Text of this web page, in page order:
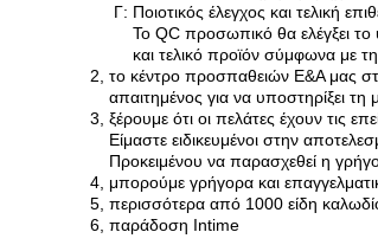
Γ: Ποιοτικός έλεγχος και τελική
Το QC προσωπικό θα ελέγξει το
και τελικό προϊόν σύμφωνα με
2, το κέντρο προσπαθειών Ε&Α μας
απαιτημένος για να υποστηρίξει τη
3, ξέρουμε ότι οι πελάτες έχουν τις
Είμαστε ειδικευμένοι στην
Προκειμένου να παρασχεθεί η
4, μπορούμε γρήγορα και
5, περισσότερα από 1000 είδη
6, παράδοση Intime